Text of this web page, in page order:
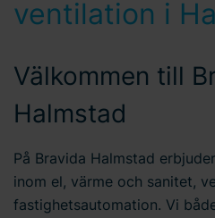
ventilation i
Välkommen till
Halmstad
På Bravida Halmstad
inom el, värme och sanitet,
fastighetsautomation. Vi